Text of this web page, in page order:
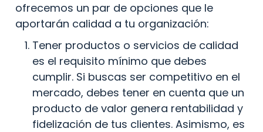
ofrecemos un par de opciones que le
aportarán calidad a tu organización:
Tener productos o servicios de calidad
es el requisito mínimo que debes
cumplir. Si buscas ser competitivo en el
mercado, debes tener en cuenta que un
producto de valor genera rentabilidad y
fidelización de tus clientes. Asimismo, es